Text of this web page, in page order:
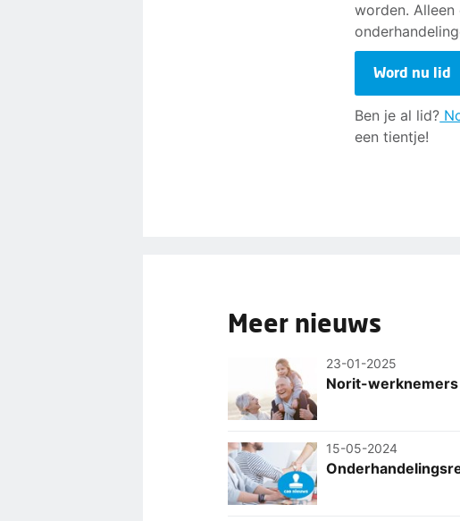
worden.
Word nu lid
Ben je al lid?
een tientje!
Meer nieuws
23-01-2025
Norit-werknemers
15-05-2024